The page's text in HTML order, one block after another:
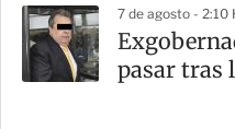
7 de agosto - 2:10
pasar tras